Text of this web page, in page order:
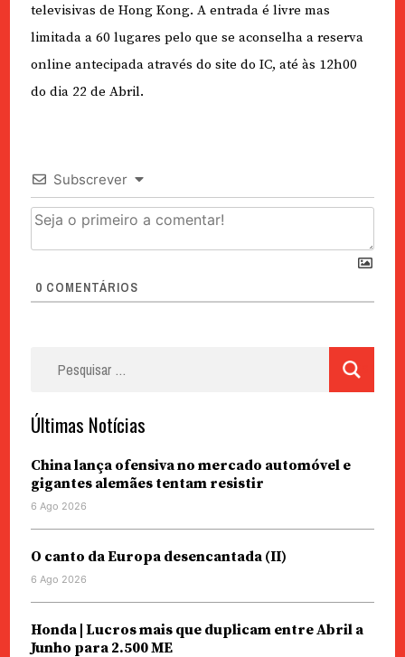
televisivas de Hong Kong. A entrada é livre mas
limitada a 60 lugares pelo que se aconselha a reserva
online antecipada através do site do IC, até às 12h00
do dia 22 de Abril.
Subscrever
0 COMENTÁRIOS
Últimas Notícias
China lança ofensiva no mercado automóvel e
gigantes alemães tentam resistir
6 Ago 2026
O canto da Europa desencantada (II)
6 Ago 2026
Honda | Lucros mais que duplicam entre Abril a
Junho para 2.500 ME